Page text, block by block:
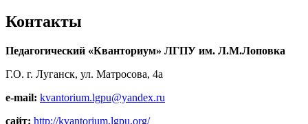
Контакты
Педагогический «Кванториум» ЛГПУ им. Л.М.Лоповка
Г.О. г. Луганск, ул. Матросова, 4а
e-mail: kvantorium.lgpu@yandex.ru
сайт: http://kvantorium.lgpu.org/